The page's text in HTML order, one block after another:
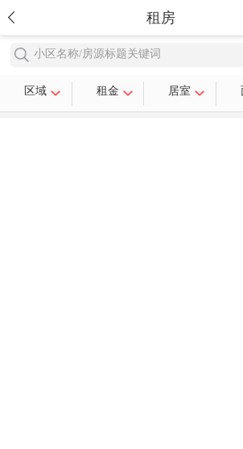
租房
小区名称/房源标题关键词
区域 租金 居室